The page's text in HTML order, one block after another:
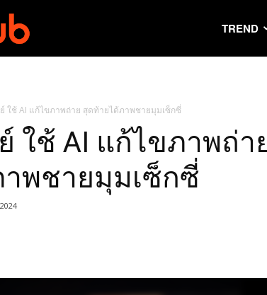
TREND
ใช้ AI แก้ไขภาพถ่าย สุดท้ายได้ภาพชายมุมเซ็กซี่
ใช้ AI แก้ไขภาพถ่า
พชายมุมเซ็กซี่